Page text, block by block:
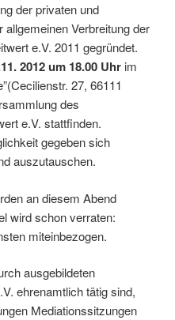
der privaten und
Verbreitung der
e.V. 2011 gegründet.
2012 um 18.00 Uhr im
27, 66111
des
e.V. stattfinden.
gegeben sich
auszutauschen.
an diesem Abend
wird schon verraten:
miteinbezogen.
ausgebildeten
ehrenamtlich tätig sind,
Mediationssitzungen